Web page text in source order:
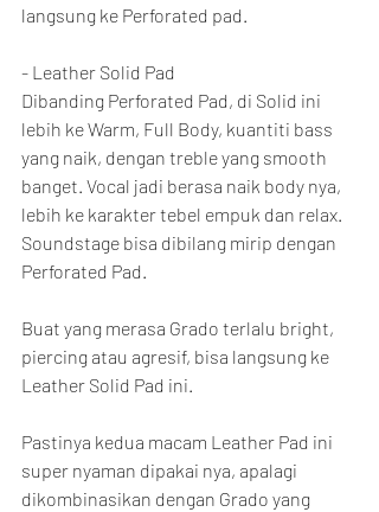
langsung ke Perforated pad.
- Leather Solid Pad
Dibanding Perforated Pad, di Solid ini
lebih ke Warm, Full Body, kuantiti bass
yang naik, dengan treble yang smooth
banget. Vocal jadi berasa naik body nya,
lebih ke karakter tebel empuk dan relax.
Soundstage bisa dibilang mirip dengan
Perforated Pad.
Buat yang merasa Grado terlalu bright,
piercing atau agresif, bisa langsung ke
Leather Solid Pad ini.
Pastinya kedua macam Leather Pad ini
super nyaman dipakai nya, apalagi
dikombinasikan dengan Grado yang